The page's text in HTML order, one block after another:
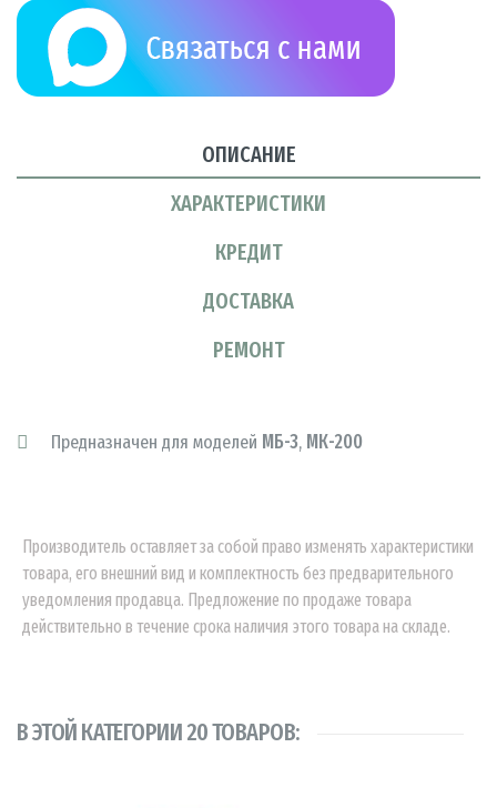
ОПИСАНИЕ
ХАРАКТЕРИСТИКИ
КРЕДИТ
ДОСТАВКА
РЕМОНТ
Предназначен для моделей МБ-3, МК-200
Производитель оставляет за собой право изменять характеристики
товара, его внешний вид и комплектность без предварительного
уведомления продавца. Предложение по продаже товара
действительно в течение срока наличия этого товара на складе.
В ЭТОЙ КАТЕГОРИИ 20 ТОВАРОВ: